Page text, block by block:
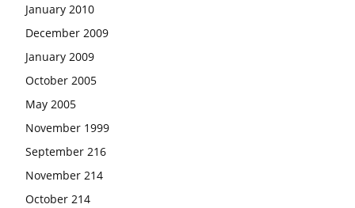
January 2010
December 2009
January 2009
October 2005
May 2005
November 1999
September 216
November 214
October 214